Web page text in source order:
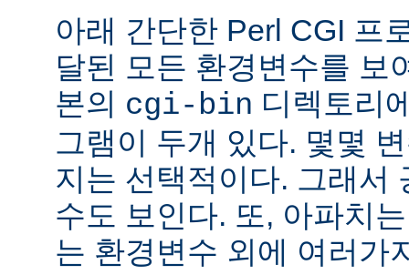
아래 간단한 Perl CGI 프
달된 모든 환경변수를 보
본의 cgi-bin 디렉토리
그램이 두개 있다. 몇몇
지는 선택적이다. 그래서
수도 보인다. 또, 아파치
는 환경변수 외에 여러가